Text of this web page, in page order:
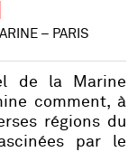
– PARIS
de la Marine
comment, à
régions du
par le